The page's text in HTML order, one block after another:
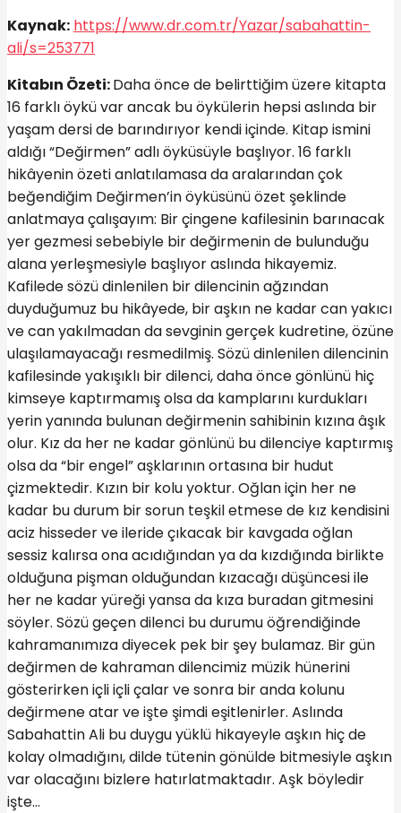
Kaynak: https://www.dr.com.tr/Yazar/sabahattin-
ali/s=253771
Kitabın Özeti:Daha önce de belirttiğim üzere kitapta
16 farklı öykü var ancak bu öykülerin hepsi aslında bir
yaşam dersi de barındırıyor kendi içinde. Kitap ismini
aldığı “Değirmen” adlı öyküsüyle başlıyor. 16 farklı
hikâyenin özeti anlatılamasa da aralarından çok
beğendiğim Değirmen’in öyküsünü özet şeklinde
anlatmaya çalışayım: Bir çingene kafilesinin barınacak
yer gezmesi sebebiyle bir değirmenin de bulunduğu
alana yerleşmesiyle başlıyor aslında hikayemiz.
Kafilede sözü dinlenilen bir dilencinin ağzından
duyduğumuz bu hikâyede, bir aşkın ne kadar can yakıcı
ve can yakılmadan da sevginin gerçek kudretine, özüne
ulaşılamayacağı resmedilmiş. Sözü dinlenilen dilencinin
kafilesinde yakışıklı bir dilenci, daha önce gönlünü hiç
kimseye kaptırmamış olsa da kamplarını kurdukları
yerin yanında bulunan değirmenin sahibinin kızına âşık
olur. Kız da her ne kadar gönlünü bu dilenciye kaptırmış
olsa da “bir engel” aşklarının ortasına bir hudut
çizmektedir. Kızın bir kolu yoktur. Oğlan için her ne
kadar bu durum bir sorun teşkil etmese de kız kendisini
aciz hisseder ve ileride çıkacak bir kavgada oğlan
sessiz kalırsa ona acıdığından ya da kızdığında birlikte
olduğuna pişman olduğundan kızacağı düşüncesi ile
her ne kadar yüreği yansa da kıza buradan gitmesini
söyler. Sözü geçen dilenci bu durumu öğrendiğinde
kahramanımıza diyecek pek bir şey bulamaz. Bir gün
değirmen de kahraman dilencimiz müzik hünerini
gösterirken içli içli çalar ve sonra bir anda kolunu
değirmene atar ve işte şimdi eşitlenirler. Aslında
Sabahattin Ali bu duygu yüklü hikayeyle aşkın hiç de
kolay olmadığını, dilde tütenin gönülde bitmesiyle aşkın
var olacağını bizlere hatırlatmaktadır. Aşk böyledir
işte…